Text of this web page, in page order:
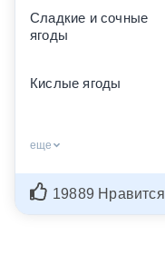
Сладкие и сочные
ягоды
Кислые ягоды
еще
19889 Нравится